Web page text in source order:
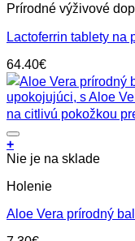
Prírodné výživové
Lactoferrin tablety na
64.40€
+
Nie je na sklade
Holenie
Aloe Vera prírodný